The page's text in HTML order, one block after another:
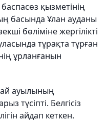
қызметінің
басында Ұлан ауданы
бөліміне жергілікті
тұрақта тұрған
ұрланғанын
ауылының
түсіпті. Белгісіз
айдап кеткен.